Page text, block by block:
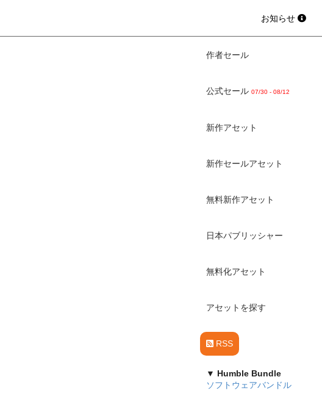
お知らせ
作者セール
公式セール 07/30 - 08/12
新作アセット
新作セールアセット
無料新作アセット
日本パブリッシャー
無料化アセット
アセットを探す
RSS
▼ Humble Bundle
ソフトウェアバンドル